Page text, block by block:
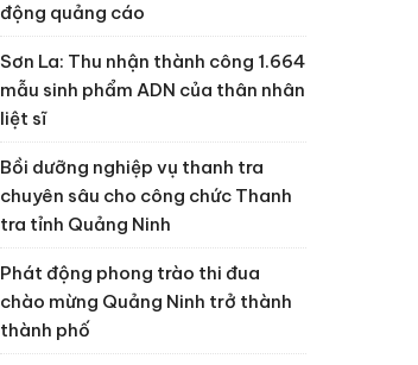
động quảng cáo
Sơn La: Thu nhận thành công 1.664
mẫu sinh phẩm ADN của thân nhân
liệt sĩ
Bồi dưỡng nghiệp vụ thanh tra
chuyên sâu cho công chức Thanh
tra tỉnh Quảng Ninh
Phát động phong trào thi đua
chào mừng Quảng Ninh trở thành
thành phố